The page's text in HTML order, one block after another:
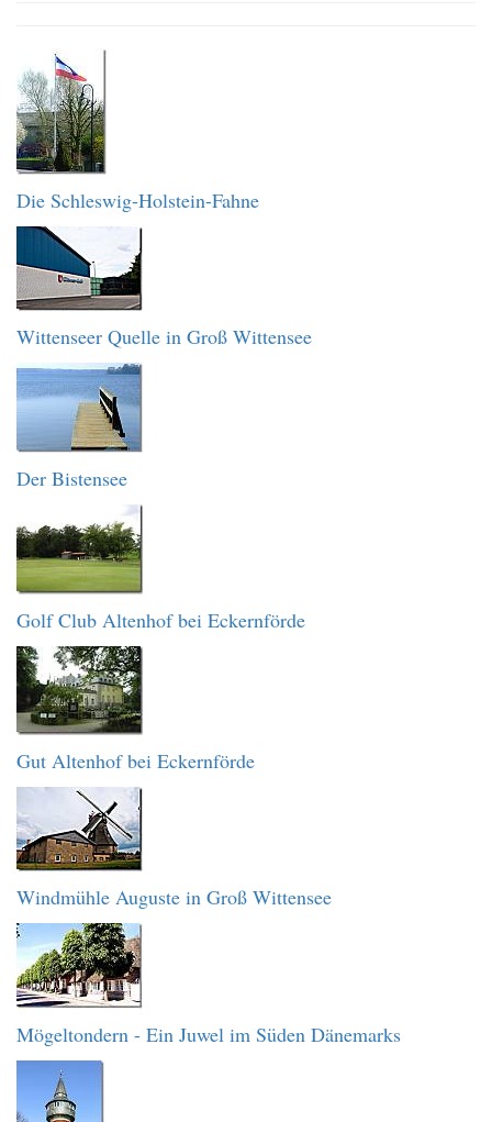
Die Schleswig-Holstein-Fahne
Wittenseer Quelle in Groß Wittensee
Der Bistensee
Golf Club Altenhof bei Eckernförde
Gut Altenhof bei Eckernförde
Windmühle Auguste in Groß Wittensee
Mögeltondern - Ein Juwel im Süden Dänemarks